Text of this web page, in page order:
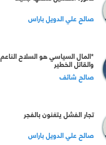
صالح علي الدويل باراس
*المال السياسي هو السلاح الناعم
والقاتل الخطير
صالح شائف
تجار الفشل يتغنون بالفجر
صالح علي الدويل باراس